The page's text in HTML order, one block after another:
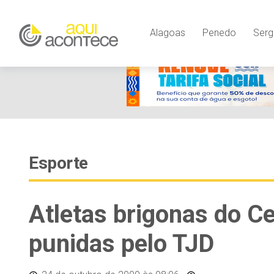
Alagoas Penedo
Esporte
Atletas brigonas do
punidas pelo TJD